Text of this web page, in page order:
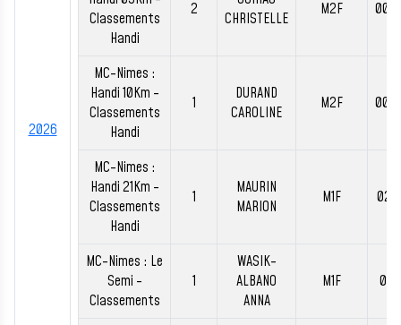
2026
Classements
Handi
2
CHRISTELLE
M2F
MC-Nimes :
Handi 10Km -
Classements
Handi
1
DURAND
CAROLINE
M2F
MC-Nimes :
Handi 21Km -
Classements
Handi
1
MAURIN
MARION
M1F
MC-Nimes : Le
Semi -
Classements
1
WASIK-
ALBANO
ANNA
M1F